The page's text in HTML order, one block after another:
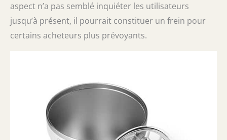
aspect n’a pas semblé inquiéter les utilisateurs
jusqu’à présent, il pourrait constituer un frein pour
certains acheteurs plus prévoyants.